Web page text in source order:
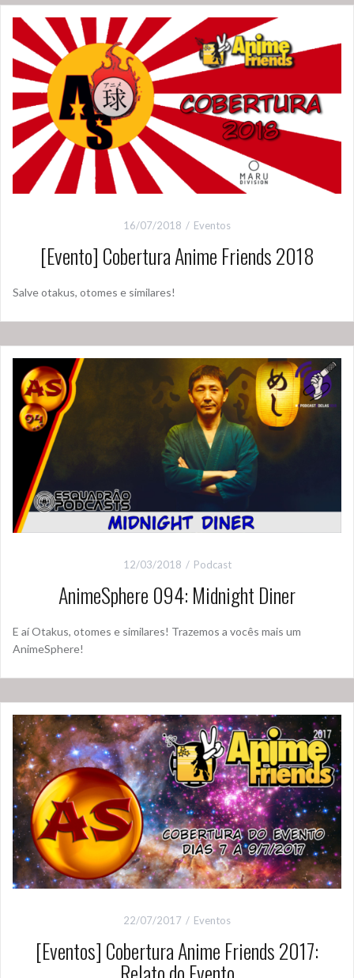
16/07/2018 Eventos
[Evento] Cobertura Anime Friends 2018
Salve otakus, otomes e similares!
12/03/2018 Podcast
AnimeSphere 094: Midnight Diner
E aí Otakus, otomes e similares! Trazemos a vocês mais um
AnimeSphere!
22/07/2017 Eventos
[Eventos] Cobertura Anime Friends 2017: